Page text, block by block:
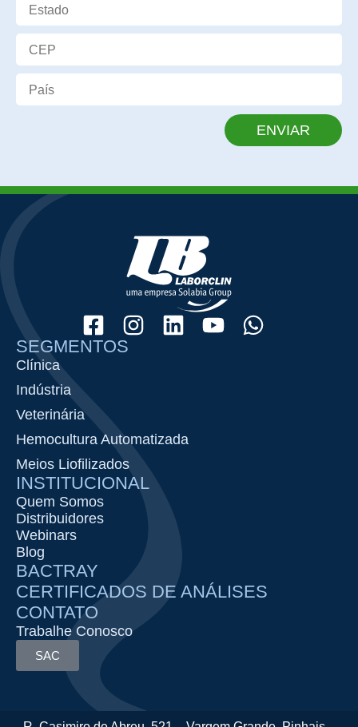
ENVIAR
SEGMENTOS
Clínica
Indústria
Veterinária
Hemocultura Automatizada
Meios Liofilizados
INSTITUCIONAL
Quem Somos
Distribuidores
Webinars
Blog
BACTRAY
CERTIFICADOS DE ANÁLISES
CONTATO
Trabalhe Conosco
SAC